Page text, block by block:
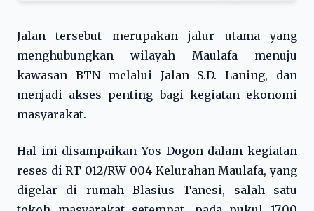
Jalan tersebut merupakan jalur utama yang
menghubungkan wilayah Maulafa menuju
kawasan BTN melalui Jalan S.D. Laning, dan
menjadi akses penting bagi kegiatan ekonomi
masyarakat.
Hal ini disampaikan Yos Dogon dalam kegiatan
reses di RT 012/RW 004 Kelurahan Maulafa, yang
digelar di rumah Blasius Tanesi, salah satu